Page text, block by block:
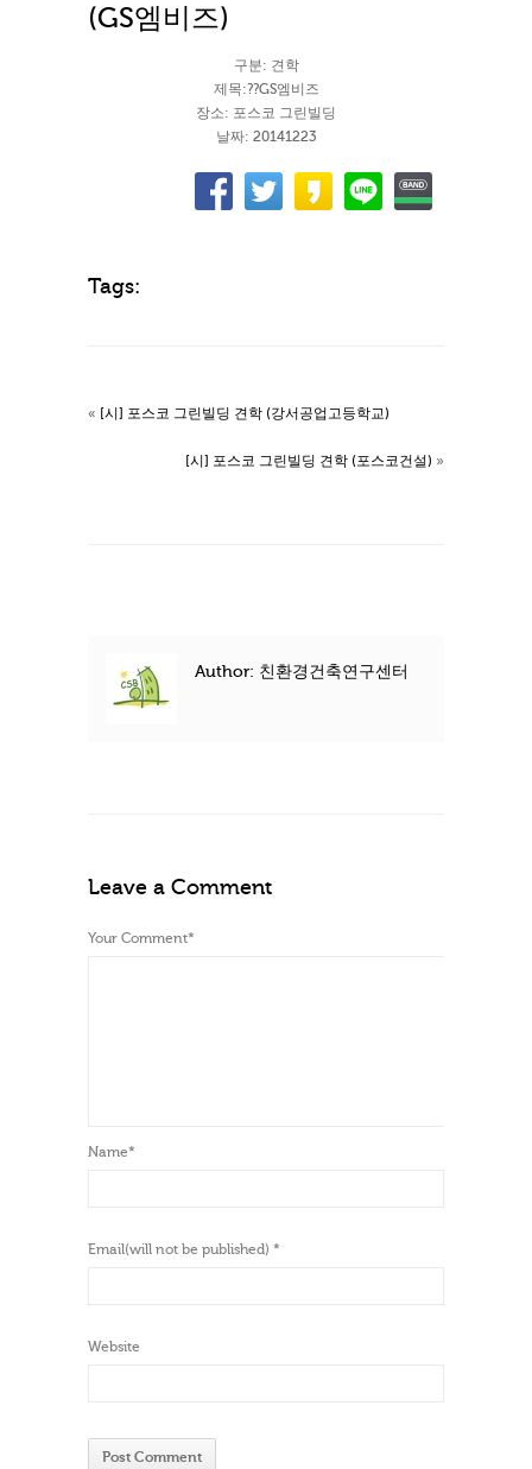
(GS엠비즈)
구분: 견학
제목:??GS엠비즈
장소: 포스코 그린빌딩
날짜: 20141223
Tags:
« [시] 포스코 그린빌딩 견학 (강서공업고등학교)
[시] 포스코 그린빌딩 견학 (포스코건설) »
Author: 친환경건축연구센터
Leave a Comment
Your Comment*
Name*
Email(will not be published) *
Website